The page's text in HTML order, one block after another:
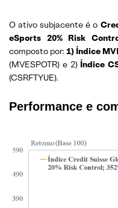
O ativo subjacente é o
eSports 20% Risk
composto por: 1) Índice
(MVESPOTR) e 2) Índice
(CSRFTYUE).
Performance e